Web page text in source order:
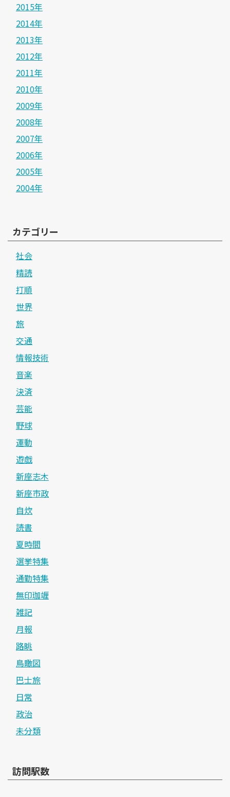
2015年
2014年
2013年
2012年
2011年
2010年
2009年
2008年
2007年
2006年
2005年
2004年
カテゴリー
社会
精読
打順
世界
旅
交通
情報技術
音楽
決済
芸能
野球
運動
遊戯
新座志木
新座市政
自炊
読書
夏時間
選挙特集
通勤特集
無印珈竰
雑記
月報
路眺
鳥瞰図
巴士旅
日常
政治
未分類
訪問駅数